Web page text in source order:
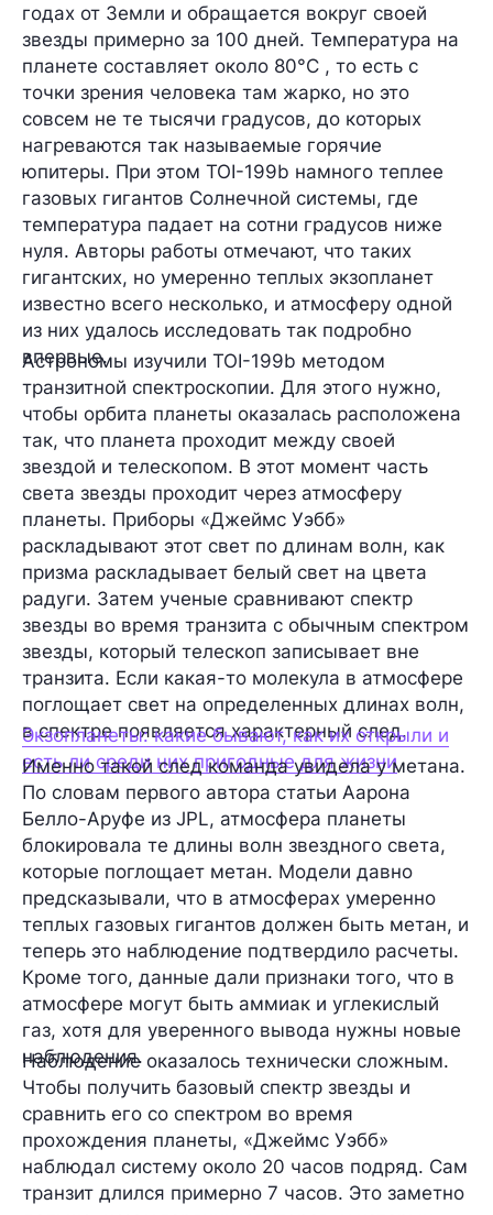
годах от Земли и обращается вокруг своей
звезды примерно за 100 дней. Температура на
планете составляет около 80°C , то есть с
точки зрения человека там жарко, но это
совсем не те тысячи градусов, до которых
нагреваются так называемые горячие
юпитеры. При этом TOI-199b намного теплее
газовых гигантов Солнечной системы, где
температура падает на сотни градусов ниже
нуля. Авторы работы отмечают, что таких
гигантских, но умеренно теплых экзопланет
известно всего несколько, и атмосферу одной
из них удалось исследовать так подробно
впервые.
Астрономы изучили TOI-199b методом
транзитной спектроскопии. Для этого нужно,
чтобы орбита планеты оказалась расположена
так, что планета проходит между своей
звездой и телескопом. В этот момент часть
света звезды проходит через атмосферу
планеты. Приборы «Джеймс Уэбб»
раскладывают этот свет по длинам волн, как
призма раскладывает белый свет на цвета
радуги. Затем ученые сравнивают спектр
звезды во время транзита с обычным спектром
звезды, который телескоп записывает вне
транзита. Если какая-то молекула в атмосфере
поглощает свет на определенных длинах волн,
в спектре появляется характерный след.
Экзопланеты: какие бывают, как их открыли и
есть ли среди них пригодные для жизни
Именно такой след команда увидела у метана.
По словам первого автора статьи Аарона
Белло-Аруфе из JPL, атмосфера планеты
блокировала те длины волн звездного света,
которые поглощает метан. Модели давно
предсказывали, что в атмосферах умеренно
теплых газовых гигантов должен быть метан, и
теперь это наблюдение подтвердило расчеты.
Кроме того, данные дали признаки того, что в
атмосфере могут быть аммиак и углекислый
газ, хотя для уверенного вывода нужны новые
наблюдения.
Наблюдение оказалось технически сложным.
Чтобы получить базовый спектр звезды и
сравнить его со спектром во время
прохождения планеты, «Джеймс Уэбб»
наблюдал систему около 20 часов подряд. Сам
транзит длился примерно 7 часов. Это заметно